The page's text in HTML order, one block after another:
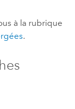
à la rubrique
.